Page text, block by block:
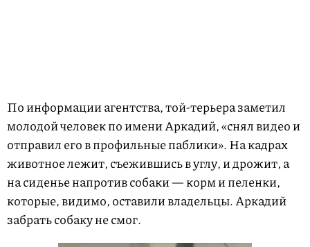
По информации агентства, той-терьера заметил
молодой человек по имени Аркадий, «снял видео и
отправил его в профильные паблики». На кадрах
животное лежит, съежившись в углу, и дрожит, а
на сиденье напротив собаки — корм и пеленки,
которые, видимо, оставили владельцы. Аркадий
забрать собаку не смог.